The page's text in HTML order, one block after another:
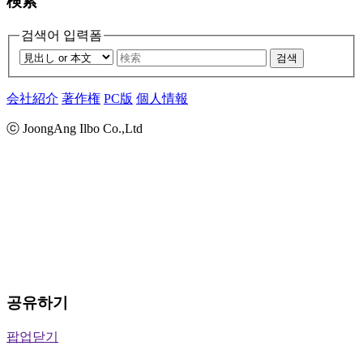
검색어 입력폼
검색
会社紹介 著作権 PC版 個人情報
ⓒ JoongAng Ilbo Co.,Ltd
공유하기
팝업닫기